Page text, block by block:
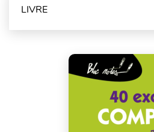
LIVRE